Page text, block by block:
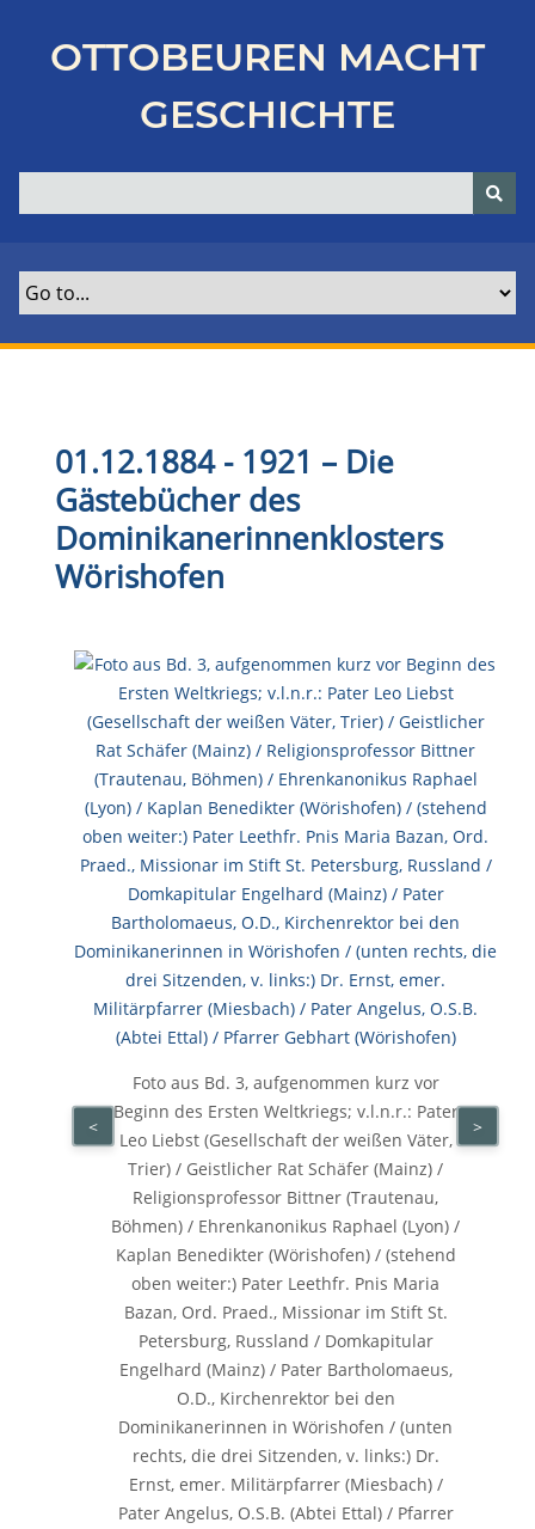
p
OTTOBEUREN MACHT
GESCHICHTE
01.12.1884 - 1921 – Die
Gästebücher des
Dominikanerinnenklosters
Wörishofen
Foto aus Bd. 3, aufgenommen kurz vor
Beginn des Ersten Weltkriegs; v.l.n.r.: Pater
Leo Liebst (Gesellschaft der weißen Väter,
Trier) / Geistlicher Rat Schäfer (Mainz) /
Religionsprofessor Bittner (Trautenau,
Böhmen) / Ehrenkanonikus Raphael (Lyon) /
Kaplan Benedikter (Wörishofen) / (stehend
oben weiter:) Pater Leethfr. Pnis Maria
Bazan, Ord. Praed., Missionar im Stift St.
Petersburg, Russland / Domkapitular
Engelhard (Mainz) / Pater Bartholomaeus,
O.D., Kirchenrektor bei den
Dominikanerinnen in Wörishofen / (unten
rechts, die drei Sitzenden, v. links:) Dr.
Ernst, emer. Militärpfarrer (Miesbach) /
Pater Angelus, O.S.B. (Abtei Ettal) / Pfarrer
< >